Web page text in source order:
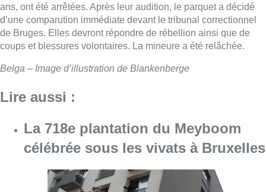
ans, ont été arrêtées. Après leur audition, le parquet a décidé
d’une comparution immédiate devant le tribunal correctionnel
de Bruges. Elles devront répondre de rébellion ainsi que de
coups et blessures volontaires. La mineure a été relâchée.
Belga – Image d’illustration de Blankenberge
Lire aussi :
La 718e plantation du Meyboom
célébrée sous les vivats à Bruxelles